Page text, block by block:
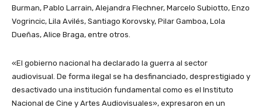
Burman, Pablo Larrain, Alejandra Flechner, Marcelo Subiotto, Enzo
Vogrincic, Lila Avilés, Santiago Korovsky, Pilar Gamboa, Lola
Dueñas, Alice Braga, entre otros.
«El gobierno nacional ha declarado la guerra al sector
audiovisual. De forma ilegal se ha desfinanciado, desprestigiado y
desactivado una institución fundamental como es el Instituto
Nacional de Cine y Artes Audiovisuales», expresaron en un